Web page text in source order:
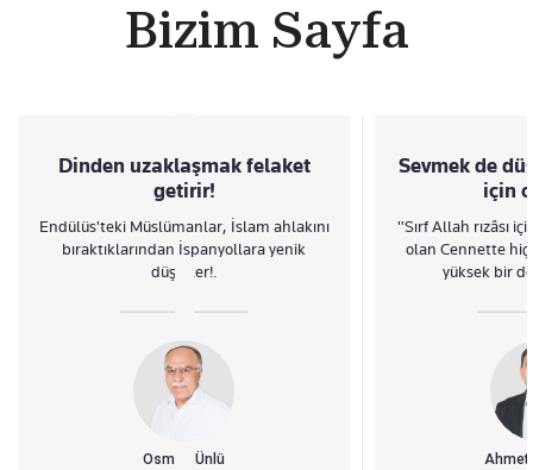
Bizim Sayfa
Dinden uzaklaşmak felaket
getirir!
Endülüs'teki Müslümanlar, İslam ahlakını
bıraktıklarından İspanyollara yenik
düştüler!.
Osman Ünlü
Sevmek de
için
"Sırf Allah rızâsı
olan Cennette
yüksek bir
Ahmet